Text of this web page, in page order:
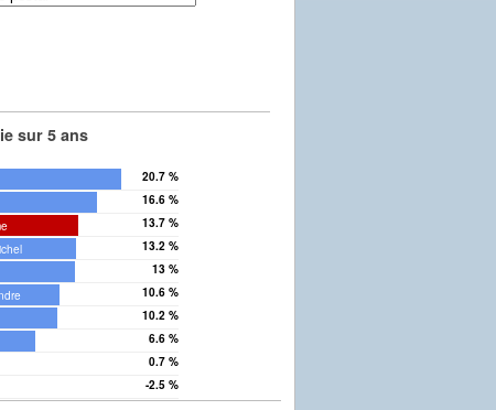
sur 5 ans
20.7 %
16.6 %
13.7 %
13.2 %
13 %
10.6 %
10.2 %
6.6 %
0.7 %
-2.5 %